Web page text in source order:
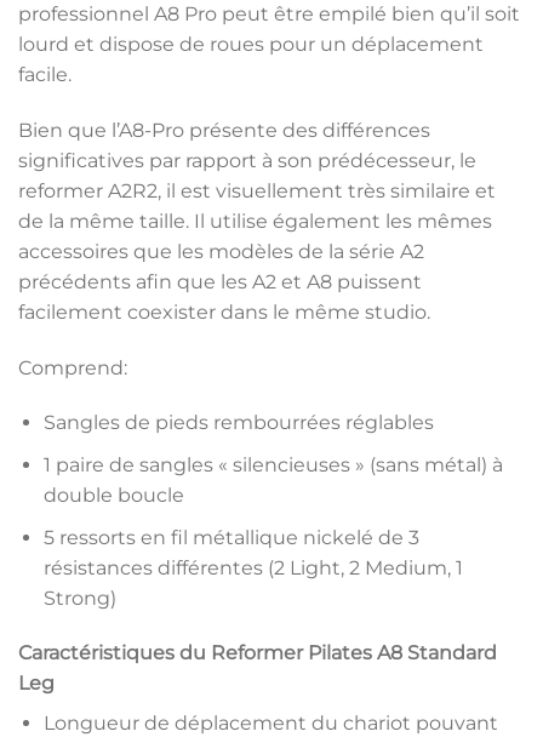
professionnel A8 Pro peut être empilé bien qu’il soit
lourd et dispose de roues pour un déplacement
facile.
Bien que l’A8-Pro présente des différences
significatives par rapport à son prédécesseur, le
reformer A2R2, il est visuellement très similaire et
de la même taille. Il utilise également les mêmes
accessoires que les modèles de la série A2
précédents afin que les A2 et A8 puissent
facilement coexister dans le même studio.
Comprend:
Sangles de pieds rembourrées réglables
1 paire de sangles « silencieuses » (sans métal) à
double boucle
5 ressorts en fil métallique nickelé de 3
résistances différentes (2 Light, 2 Medium, 1
Strong)
Caractéristiques du Reformer Pilates A8 Standard
Leg
Longueur de déplacement du chariot pouvant